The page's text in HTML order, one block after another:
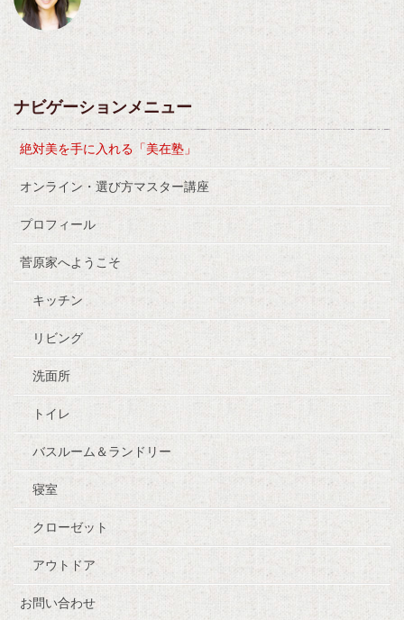
ナビゲーションメニュー
絶対美を手に入れる「美在塾」
オンライン・選び方マスター講座
プロフィール
菅原家へようこそ
キッチン
リビング
洗面所
トイレ
バスルーム＆ランドリー
寝室
クローゼット
アウトドア
お問い合わせ